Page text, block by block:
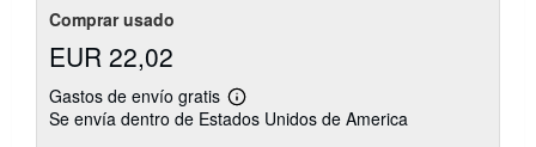
Comprar usado
EUR 22,02
Gastos de envío gratis
Más
información
Se envía dentro de Estados Unidos de America